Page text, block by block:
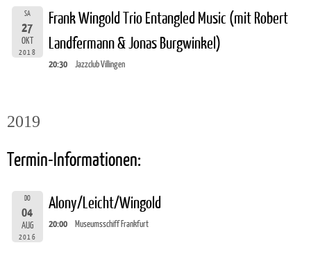
SA
27
OKT
2018
Frank Wingold Trio Entangled Music (mit Robert
Landfermann & Jonas Burgwinkel)
20:30 Jazzclub Villingen
2019
Termin-Informationen:
DO
04
AUG
2016
Alony/Leicht/Wingold
20:00 Museumsschiff Frankfurt